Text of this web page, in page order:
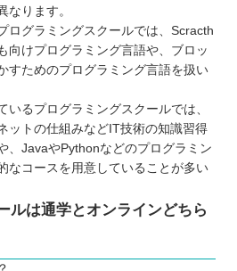
）
けプログラミングスクール3選
（https://www.sai.co.jp/swimmy/）
ロジェクト
）
グスクールから自分に合ったと
なります。
ログラミングスクールでは、Scracth
向けプログラミング言語や、ブロッ
すためのプログラミング言語を扱い
いるプログラミングスクールでは、
ットの仕組みなどIT技術の知識習得
、JavaやPythonなどのプログラミン
なコースを用意していることが多い
ルは通学とオンラインどちら